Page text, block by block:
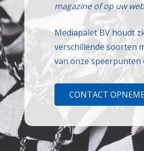
magazine of op uw
Mediapalet BV houdt
verschillende soorten
van onze
CONTACT